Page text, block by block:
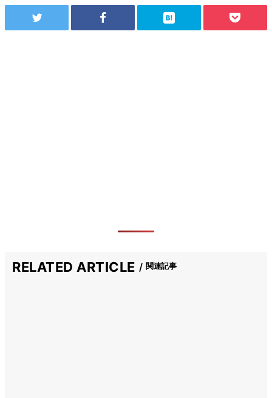
RELATED ARTICLE 関連記事